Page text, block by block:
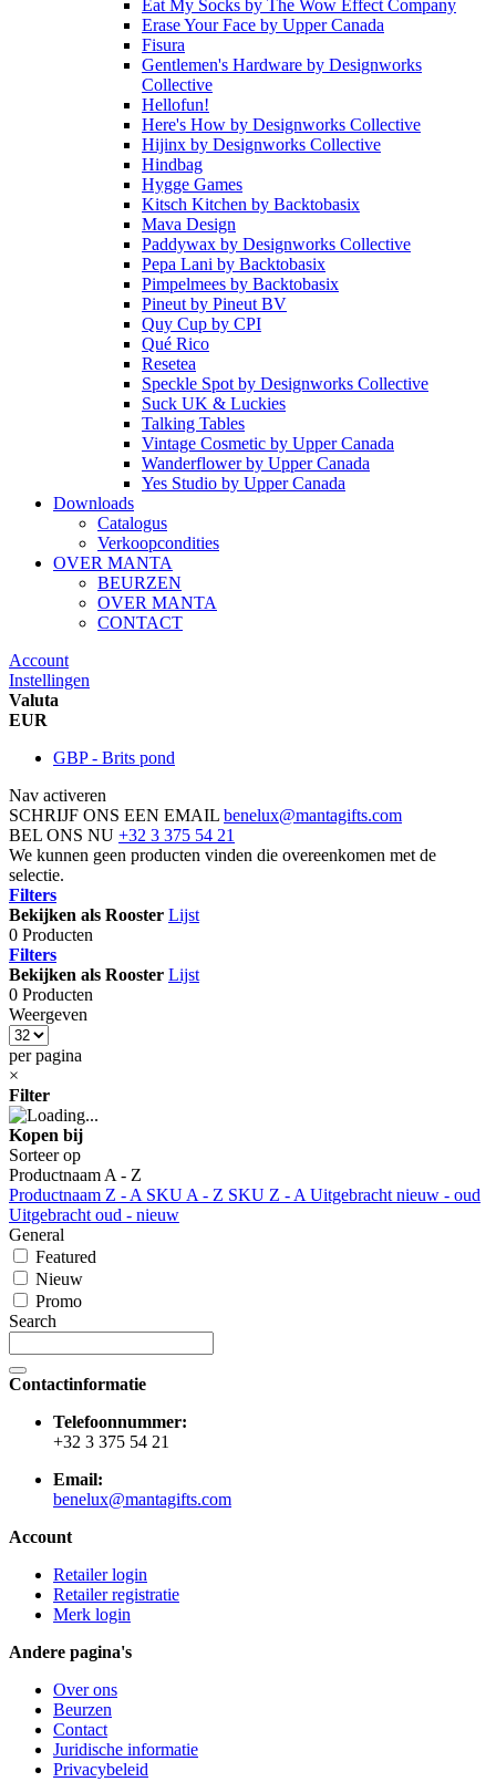
Eat My Socks by The Wow Effect Company
Erase Your Face by Upper Canada
Fisura
Gentlemen's Hardware by Designworks
Collective
Hellofun!
Here's How by Designworks Collective
Hijinx by Designworks Collective
Hindbag
Hygge Games
Kitsch Kitchen by Backtobasix
Mava Design
Paddywax by Designworks Collective
Pepa Lani by Backtobasix
Pimpelmees by Backtobasix
Pineut by Pineut BV
Quy Cup by CPI
Qué Rico
Resetea
Speckle Spot by Designworks Collective
Suck UK & Luckies
Talking Tables
Vintage Cosmetic by Upper Canada
Wanderflowerby Upper Canada
Yes Studio by Upper Canada
Downloads
Catalogus
Verkoopcondities
OVER MANTA
BEURZEN
OVER MANTA
CONTACT
Account
Instellingen
Valuta
EUR
GBP - Brits pond
Nav activeren
SCHRIJF ONS EEN EMAIL benelux@mantagifts.com
BEL ONS NU +32 3 375 54 21
We kunnen geen producten vinden die overeenkomen met de
selectie.
Filters
Bekijken als Rooster Lijst
0 Producten
Filters
Bekijken als Rooster Lijst
0 Producten
Weergeven
per pagina
×
Filter
Kopen bij
Sorteer op
Productnaam A - Z
Productnaam Z - A SKU A - Z SKU Z - A Uitgebracht nieuw - oud
Uitgebracht oud - nieuw
General
Featured
Nieuw
Promo
Search
Contactinformatie
Telefoonnummer:
+32 3 375 54 21
Email:
benelux@mantagifts.com
Account
Retailer login
Retailer registratie
Merk login
Andere pagina's
Over ons
Beurzen
Contact
Juridische informatie
Privacybeleid